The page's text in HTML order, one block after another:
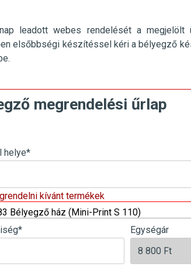
leadott webes rendelését a megjelölt
elsőbbségi készítéssel kéri a bélyegző
megrendelési űrlap
helye*
kívánt termékek
Bélyegző ház (Mini-Print S 110)
* Egységár